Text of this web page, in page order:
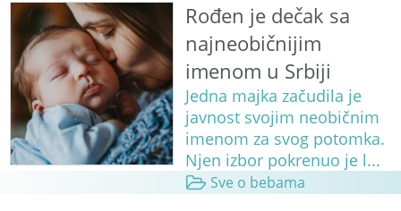
Rođen je dečak sa
najneobičnijim
imenom u Srbiji
Jedna majka začudila je
javnost svojim neobičnim
imenom za svog potomka.
Njen izbor pokrenuo je l...
Sve o bebama